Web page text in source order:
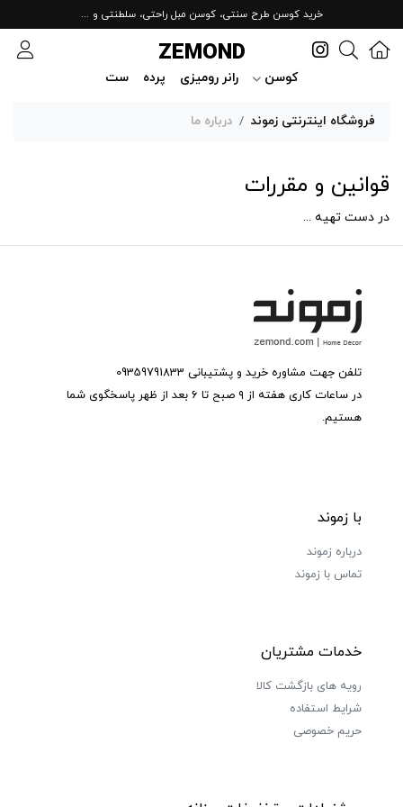
خرید کوسن طرح سنتی، کوسن مبل راحتی، سلطنتی و ...
ZEMOND
کوسن رانر رومیزی پرده ست
فروشگاه اینترنتی زموند درباره ما
قوانین و مقررات
در دست تهیه ...
تلفن جهت مشاوره خرید و پشتیبانی 09359791833
در ساعات کاری هفته از ۹ صبح تا ۶ بعد از ظهر پاسخگوی شما
هستیم.
با زموند
درباره زموند
تماس با زموند
خدمات مشتریان
رویه های بازگشت کالا
شرایط استفاده
حریم خصوصی